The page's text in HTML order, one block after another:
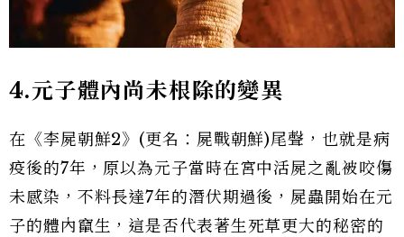
4.元子體內尚未根除的變異
在《李屍朝鮮2》(更名：屍戰朝鮮)尾聲，也就是病
疫後的7年，原以為元子當時在宮中活屍之亂被咬傷
未感染，不料長達7年的潛伏期過後，屍蟲開始在元
子的體內竄生，這是否代表著生死草更大的秘密的